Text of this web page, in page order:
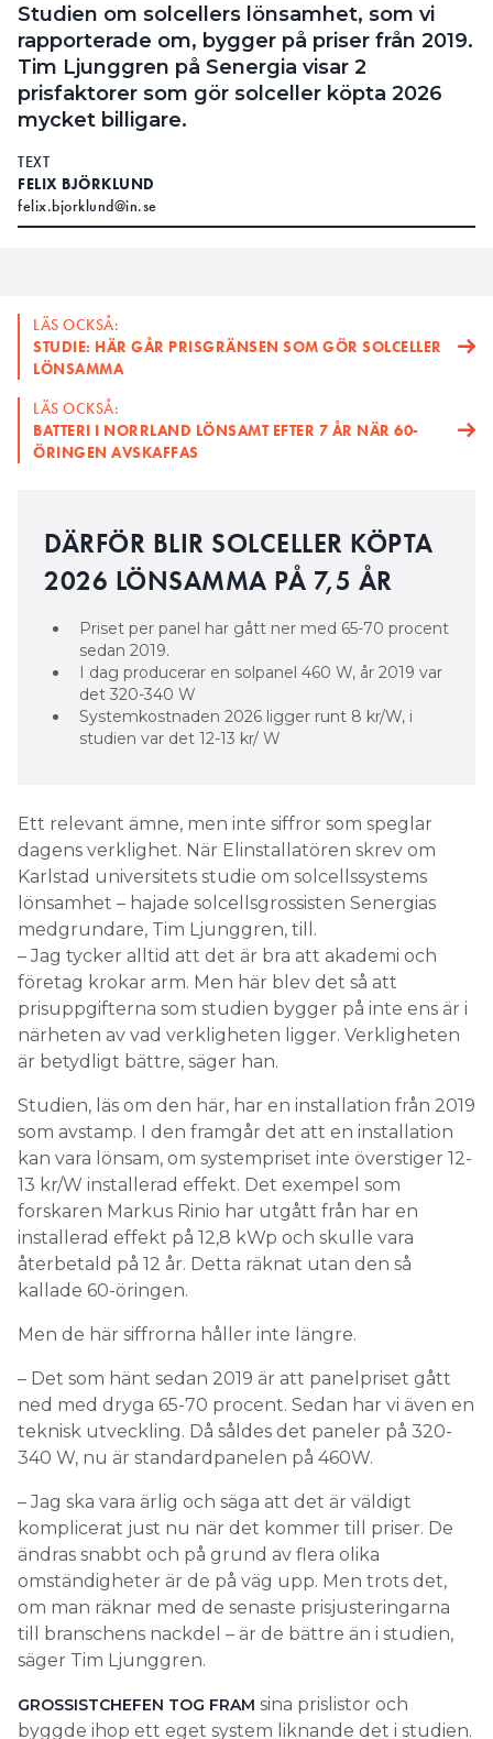
Studien om solcellers lönsamhet, som vi
rapporterade om, bygger på priser från 2019.
Tim Ljunggren på Senergia visar 2
prisfaktorer som gör solceller köpta 2026
mycket billigare.
TEXT
FELIX BJÖRKLUND
felix.bjorklund@in.se
LÄS OCKSÅ:
STUDIE: HÄR GÅR PRISGRÄNSEN SOM GÖR SOLCELLER
LÖNSAMMA
LÄS OCKSÅ:
BATTERI I NORRLAND LÖNSAMT EFTER 7 ÅR NÄR 60-
ÖRINGEN AVSKAFFAS
DÄRFÖR BLIR SOLCELLER KÖPTA
2026 LÖNSAMMA PÅ 7,5 ÅR
Priset per panel har gått ner med 65-70 procent
sedan 2019.
I dag producerar en solpanel 460 W, år 2019 var
det 320-340 W
Systemkostnaden 2026 ligger runt 8 kr/W, i
studien var det 12-13 kr/ W
Ett relevant ämne, men inte siffror som speglar
dagens verklighet. När Elinstallatören skrev om
Karlstad universitets studie om solcellssystems
lönsamhet – hajade solcellsgrossisten Senergias
medgrundare, Tim Ljunggren, till.
– Jag tycker alltid att det är bra att akademi och
företag krokar arm. Men här blev det så att
prisuppgifterna som studien bygger på inte ens är i
närheten av vad verkligheten ligger. Verkligheten
är betydligt bättre, säger han.
Studien, läs om den här, har en installation från 2019
som avstamp. I den framgår det att en installation
kan vara lönsam, om systempriset inte överstiger 12-
13 kr/W installerad effekt. Det exempel som
forskaren Markus Rinio har utgått från har en
installerad effekt på 12,8 kWp och skulle vara
återbetald på 12 år. Detta räknat utan den så
kallade 60-öringen.
Men de här siffrorna håller inte längre.
– Det som hänt sedan 2019 är att panelpriset gått
ned med dryga 65-70 procent. Sedan har vi även en
teknisk utveckling. Då såldes det paneler på 320-
340 W, nu är standardpanelen på 460W.
– Jag ska vara ärlig och säga att det är väldigt
komplicerat just nu när det kommer till priser. De
ändras snabbt och på grund av flera olika
omständigheter är de på väg upp. Men trots det,
om man räknar med de senaste prisjusteringarna
till branschens nackdel – är de bättre än i studien,
säger Tim Ljunggren.
GROSSISTCHEFEN TOG FRAM sina prislistor och
byggde ihop ett eget system liknande det i studien.